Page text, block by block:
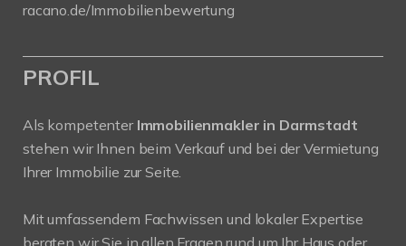
racano.de/Immobilienbewertung
PROFIL
Als kompetenter Immobilienmakler in Darmstadt
stehen wir Ihnen beim Verkauf und bei der Vermietung
Ihrer Immobilie zur Seite.
Mit umfassendem Fachwissen und lokaler Expertise
beraten wir Sie in allen Fragen rund um Ihr Haus oder